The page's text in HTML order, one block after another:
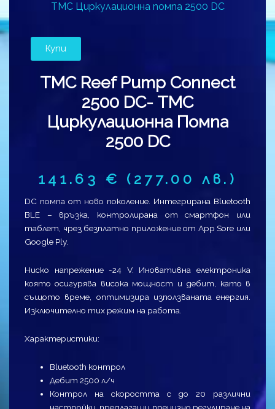
TMC Циркулационна помпа 2500 DC
Купи
TMC Reef Pump Connect
2500 DC- TMC
Циркулационна Помпа
2500 DC
141.63 € (277.00 лв.)
DC помпа от ново поколение. Интегрирана Bluetooth
BLE – връзка, контролирана от смартфон или
таблет, чрез безплатно приложение от App Sore или
Google Ply.
Ниско напрежение -24 V. Иновативна електроника
която осигурява висока мощност и дебит, като в
същото време, оптимизира използваната енергия.
Изключително тих режим на работа.
Характеристики:
Bluetooth контрол
Дебит 2500 л/ч
Контрол на скоростта с до 20 различни